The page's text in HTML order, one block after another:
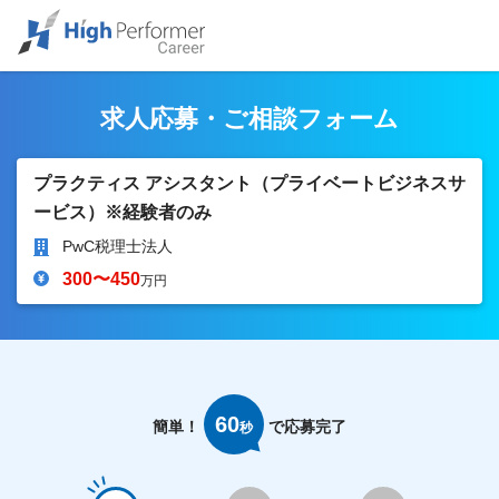
求人応募・ご相談フォーム
プラクティス アシスタント（プライベートビジネスサ
ービス）※経験者のみ
PwC税理士法人
300〜450万円
簡単！ 60秒 で応募完了